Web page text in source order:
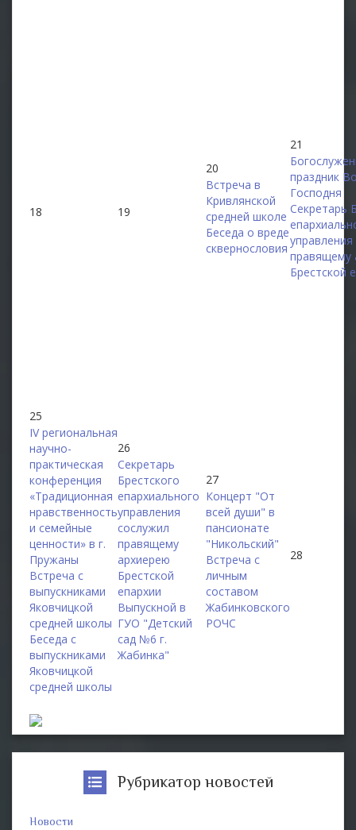
18 19
20
Встреча в
Кривлянской
средней школе
Беседа о вреде
сквернословия
21
праздник
Господня
Секретарь
правящему
Брестской
25
IV региональная
научно-
практическая
конференция
«Традиционная
нравственность
и семейные
ценности» в г.
Пружаны
Встреча с
выпускниками
Яковчицкой
средней школы
Беседа с
выпускниками
Яковчицкой
средней школы
26
Секретарь
Брестского
епархиального
управления
сослужил
правящему
архиерею
Брестской
епархии
Выпускной в
ГУО "Детский
сад №6 г.
Жабинка"
27
Концерт "От
всей души" в
пансионате
"Никольский"
Встреча с
личным
составом
Жабинковского
РОЧС
28
Рубрикатор новостей
Новости